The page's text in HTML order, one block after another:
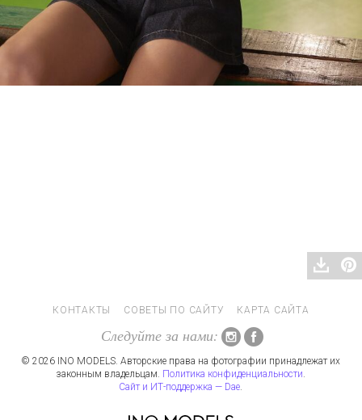
КОНТАКТЫ СОВЕТЫ ПО САЙТУ КАРТА САЙТА
Следуйте за нами:
© 2026 INO MODELS. Авторские права на фотографии принадлежат их
законным владельцам. Политика конфиденциальности.
Сайт и ИТ-поддержка — Dae.